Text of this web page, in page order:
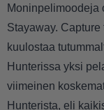
Moninpelimoodeja
Stayaway. Capture
kuulostaa
Hunterissa yksi
viimeinen
Hunterista, eli